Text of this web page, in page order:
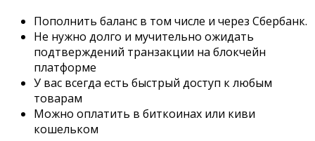
Пополнить баланс в том числе и через Сбербанк.
Не нужно долго и мучительно ожидать
подтверждений транзакции на блокчейн
платформе
У вас всегда есть быстрый доступ к любым
товарам
Можно оплатить в биткоинах или киви
кошельком